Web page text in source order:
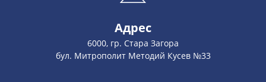
Адрес
6000, гр. Стара Загора
бул. Митрополит Методий Кусев №33